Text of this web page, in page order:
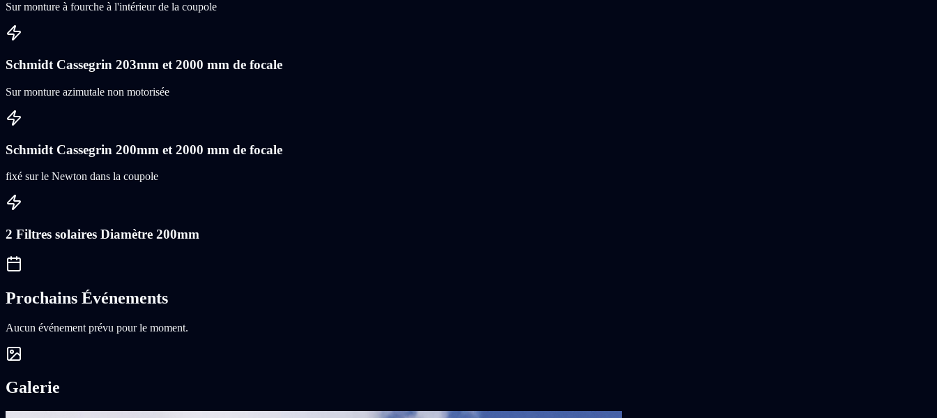
Sur monture à fourche à l'intérieur de la coupole
Schmidt Cassegrin 203mm et 2000 mm de focale
Sur monture azimutale non motorisée
Schmidt Cassegrin 200mm et 2000 mm de focale
fixé sur le Newton dans la coupole
2 Filtres solaires Diamètre 200mm
Prochains Événements
Aucun événement prévu pour le moment.
Galerie